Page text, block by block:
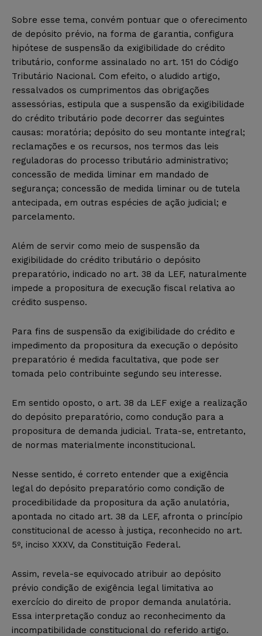
Sobre esse tema, convém pontuar que o oferecimento
de depósito prévio, na forma de garantia, configura
hipótese de suspensão da exigibilidade do crédito
tributário, conforme assinalado no art. 151 do Código
Tributário Nacional. Com efeito, o aludido artigo,
ressalvados os cumprimentos das obrigações
assessórias, estipula que a suspensão da exigibilidade
do crédito tributário pode decorrer das seguintes
causas: moratória; depósito do seu montante integral;
reclamações e os recursos, nos termos das leis
reguladoras do processo tributário administrativo;
concessão de medida liminar em mandado de
segurança; concessão de medida liminar ou de tutela
antecipada, em outras espécies de ação judicial; e
parcelamento.
Além de servir como meio de suspensão da
exigibilidade do crédito tributário o depósito
preparatório, indicado no art. 38 da LEF, naturalmente
impede a propositura de execução fiscal relativa ao
crédito suspenso.
Para fins de suspensão da exigibilidade do crédito e
impedimento da propositura da execução o depósito
preparatório é medida facultativa, que pode ser
tomada pelo contribuinte segundo seu interesse.
Em sentido oposto, o art. 38 da LEF exige a realização
do depósito preparatório, como condução para a
propositura de demanda judicial. Trata-se, entretanto,
de normas materialmente inconstitucional.
Nesse sentido, é correto entender que a exigência
legal do depósito preparatório como condição de
procedibilidade da propositura da ação anulatória,
apontada no citado art. 38 da LEF, afronta o princípio
constitucional de acesso à justiça, reconhecido no art.
5º, inciso XXXV, da Constituição Federal.
Assim, revela-se equivocado atribuir ao depósito
prévio condição de exigência legal limitativa ao
exercício do direito de propor demanda anulatória.
Essa interpretação conduz ao reconhecimento da
incompatibilidade constitucional do referido artigo.